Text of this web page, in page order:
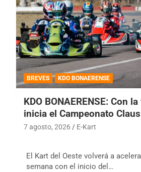
BREVES KDO BONAERENSE
KDO BONAERENSE: Con
inicia el Campeonato
7 agosto, 2026 E-Kart
El Kart del Oeste volverá a
semana con el inicio del…